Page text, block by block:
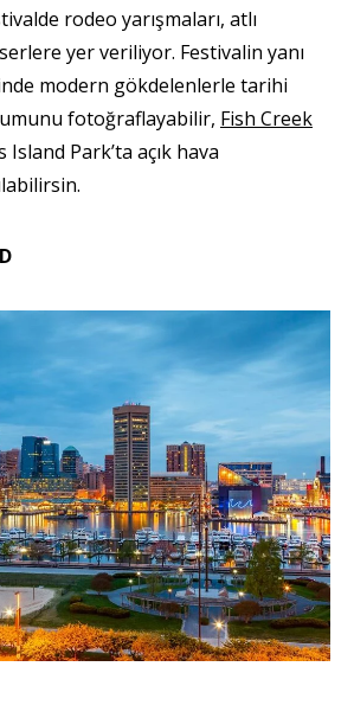
rodeo yarışmaları, atlı
yer veriliyor. Festivalin yanı
modern gökdelenlerle tarihi
fotoğraflayabilir, Fish Creek
Island Park’ta açık hava